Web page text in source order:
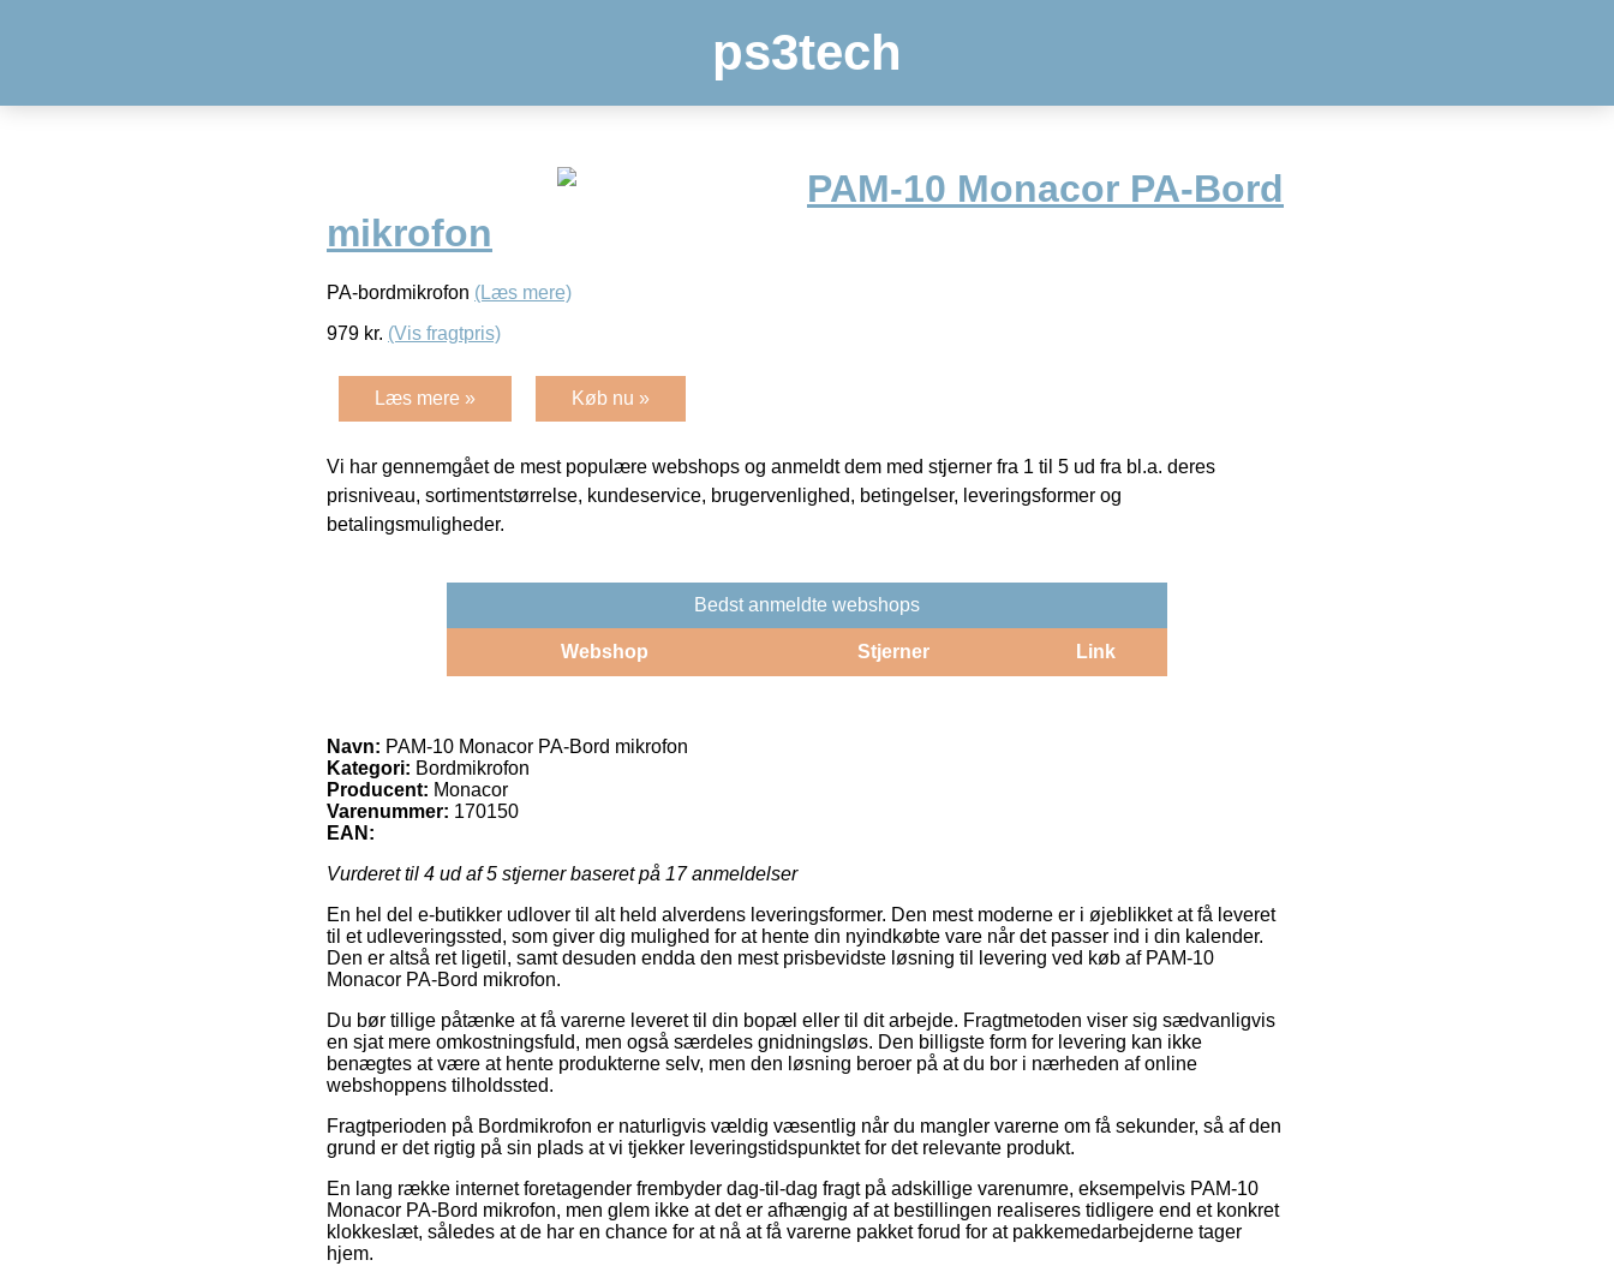
ps3tech
PAM-10 Monacor PA-Bord
mikrofon
PA-bordmikrofon (Læs mere)
979 kr. (Vis fragtpris)
Læs mere » Køb nu »
Vi har gennemgået de mest populære webshops og anmeldt dem med stjerner fra 1 til 5 ud fra bl.a. deres
prisniveau, sortimentstørrelse, kundeservice, brugervenlighed, betingelser, leveringsformer og
betalingsmuligheder.
Bedst anmeldte webshops
Webshop Stjerner Link
Navn: PAM-10 Monacor PA-Bord mikrofon
Kategori: Bordmikrofon
Producent: Monacor
Varenummer: 170150
EAN:
Vurderet til 4 ud af 5 stjerner baseret på 17anmeldelser
En hel del e-butikker udlover til alt held alverdens leveringsformer. Den mest moderne er i øjeblikket at få leveret
til et udleveringssted, som giver dig mulighed for at hente din nyindkøbte vare når det passer ind i din kalender.
Den er altså ret ligetil, samt desuden endda den mest prisbevidste løsning til levering ved køb af PAM-10
Monacor PA-Bord mikrofon.
Du bør tillige påtænke at få varerne leveret til din bopæl eller til dit arbejde. Fragtmetoden viser sig sædvanligvis
en sjat mere omkostningsfuld, men også særdeles gnidningsløs. Den billigste form for levering kan ikke
benægtes at være at hente produkterne selv, men den løsning beroer på at du bor i nærheden af online
webshoppens tilholdssted.
Fragtperioden på Bordmikrofon er naturligvis vældig væsentlig når du mangler varerne om få sekunder, så af den
grund er det rigtig på sin plads at vi tjekker leveringstidspunktet for det relevante produkt.
En lang række internet foretagender frembyder dag-til-dag fragt på adskillige varenumre, eksempelvis PAM-10
Monacor PA-Bord mikrofon, men glem ikke at det er afhængig af at bestillingen realiseres tidligere end et konkret
klokkeslæt, således at de har en chance for at nå at få varerne pakket forud for at pakkemedarbejderne tager
hjem.